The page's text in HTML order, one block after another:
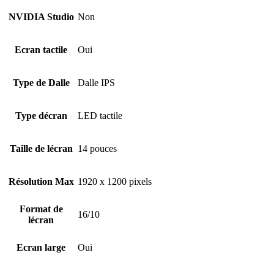
NVIDIA Studio Non
Ecran tactile Oui
Type de Dalle Dalle IPS
Type décran LED tactile
Taille de lécran 14 pouces
Résolution Max 1920 x 1200 pixels
Format de
lécran
16/10
Ecran large Oui